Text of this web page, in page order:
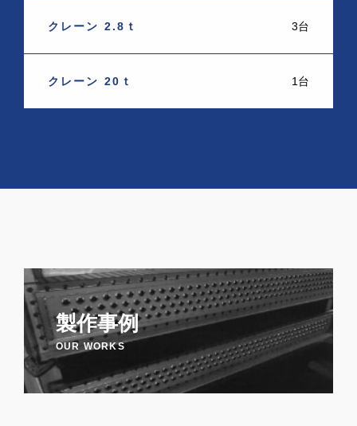
クレーン 2.8ｔ 3台
クレーン 20ｔ 1台
製作事例
OUR WORKS